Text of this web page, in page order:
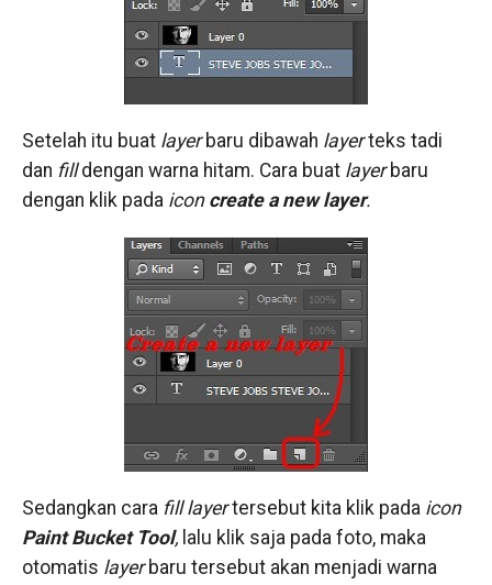
Setelah itu buat layer baru dibawah layerteks tadi
dan filldengan warna hitam. Cara buat layer baru
dengan klik pada icon create a new layer.
Sedangkan cara fill layertersebut kita klik pada icon
Paint Bucket Tool, lalu klik saja pada foto, maka
otomatis layer baru tersebut akan menjadi warna